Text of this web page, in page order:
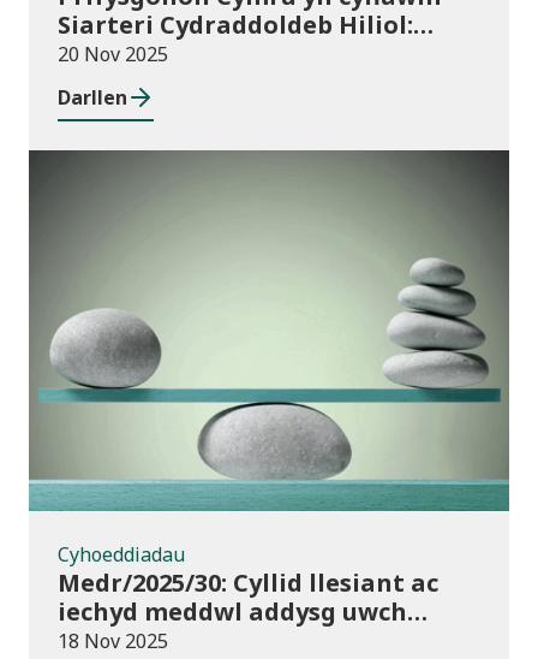
Siarteri Cydraddoldeb Hiliol:
Prifysgolion yn chwarae eu rhan
mewn Cymru wrth-hiliol
20 Nov 2025
Darllen
Cyhoeddiadau
Cyhoeddiadau
Medr/2025/30: Cyllid llesiant ac
iechyd meddwl addysg uwch
2025/26
18 Nov 2025